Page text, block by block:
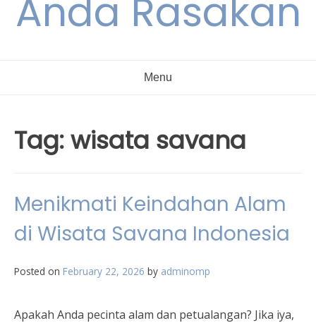
Anda Rasakan
Menu
Tag:wisata savana
Menikmati Keindahan Alam
di Wisata Savana Indonesia
Posted on February 22, 2026 by adminomp
Apakah Anda pecinta alam dan petualangan? Jika iya,